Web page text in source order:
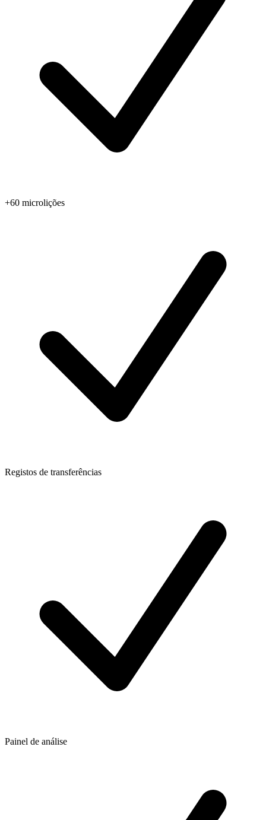
+60 microlições
Registos de transferências
Painel de análise